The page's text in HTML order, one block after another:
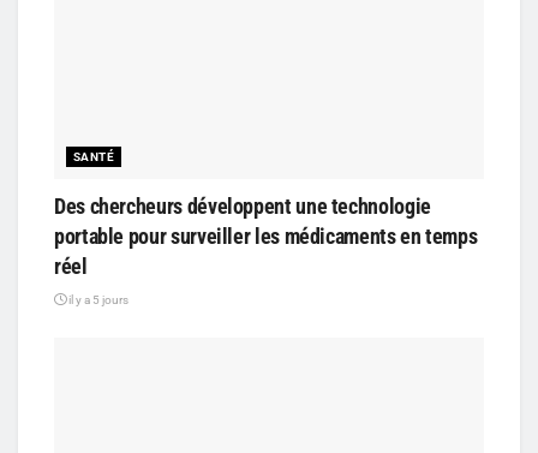
SANTÉ
Des chercheurs développent une technologie
portable pour surveiller les médicaments en temps
réel
il y a 5 jours